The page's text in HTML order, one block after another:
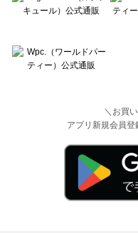
＼お買
アプリ新規会員登